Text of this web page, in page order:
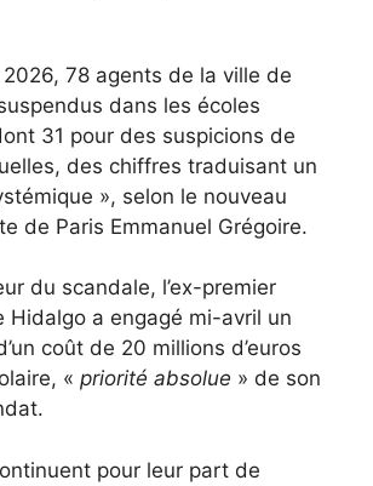
78 agents de la ville de
dans les écoles
31 pour des suspicions de
des chiffres traduisant un
», selon le nouveau
de Paris Emmanuel Grégoire.
du scandale, l’ex-premier
Hidalgo a engagé mi-avril un
coût de 20 millions d’euros
« priorité absolue » de son
pour leur part de